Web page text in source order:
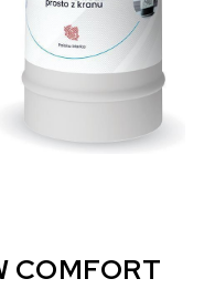
COMFORT